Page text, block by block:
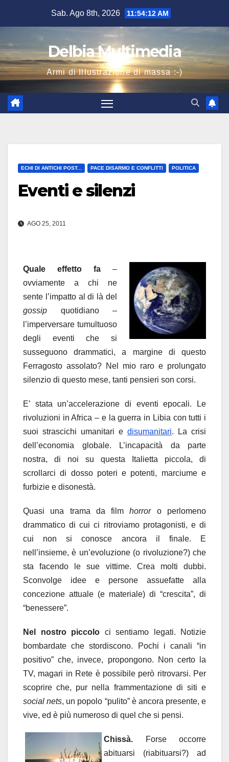
Sab. Ago 8th, 2026 11:54:12 AM
Delbia Multimedia
Armi di Illustrazione di massa :-)
ECHI DI ANTICHI POST... PACE DISARMO E CONFLITTI POLITICA
Eventi e silenzi
AGO 25, 2011
Quale effetto fa –
ovviamente a chi ne
sente l’impatto al di là del
gossip quotidiano –
l’imperversare tumultuoso
degli eventi che si
susseguono drammatici, a margine di questo
Ferragosto assolato? Nel mio raro e prolungato
silenzio di questo mese, tanti pensieri son corsi.
E’ stata un’accelerazione di eventi epocali. Le
rivoluzioni in Africa – e la guerra in Libia con tutti i
suoi strascichi umanitari e disumanitari. La crisi
dell’economia globale. L’incapacità da parte
nostra, di noi su questa Italietta piccola, di
scrollarci di dosso poteri e potenti, marciume e
furbizie e disonestà.
Quasi una trama da filmhorroro perlomeno
drammatico di cui ci ritroviamo protagonisti, e di
cui non si conosce ancora il finale. E
nell’insieme, è un’evoluzione (o rivoluzione?) che
sta facendo le sue vittime. Crea molti dubbi.
Sconvolge idee e persone assuefatte alla
concezione attuale (e materiale) di “crescita”, di
“benessere”.
Nel nostro piccolo ci sentiamo legati. Notizie
bombardate che stordiscono. Pochi i canali “in
positivo” che, invece, propongono. Non certo la
TV, magari in Rete è possibile però ritrovarsi. Per
scoprire che, pur nella frammentazione di siti e
social nets, un popolo “pulito” è ancora presente, e
vive, ed è più numeroso di quel che si pensi.
Chissà. Forse occorre
abituarsi (riabituarsi?) ad